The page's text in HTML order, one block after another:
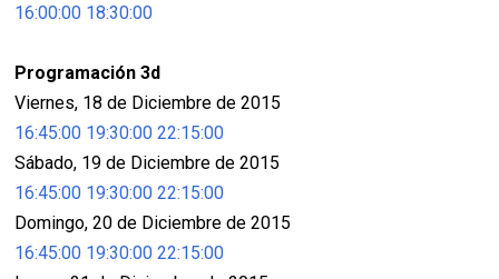
16:00:00 18:30:00
Programación 3d
Viernes, 18 de Diciembre de 2015
16:45:00 19:30:0022:15:00
Sábado, 19 de Diciembre de 2015
16:45:00 19:30:0022:15:00
Domingo, 20 de Diciembre de 2015
16:45:00 19:30:0022:15:00